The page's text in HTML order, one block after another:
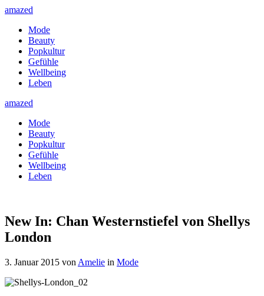
amazed
Mode
Beauty
Popkultur
Gefühle
Wellbeing
Leben
amazed
Mode
Beauty
Popkultur
Gefühle
Wellbeing
Leben
New In: Chan Westernstiefel von Shellys
London
3. Januar 2015 von Amelie in Mode